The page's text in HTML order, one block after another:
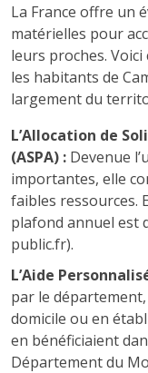
La France offre un
matérielles pour
leurs proches.
les habitants de
largement du
L’Allocation de
(ASPA) : Devenue
importantes, elle
faibles ressources.
plafond annuel est
public.fr).
L’Aide
par le
domicile ou en
en bénéficiaient
Département du